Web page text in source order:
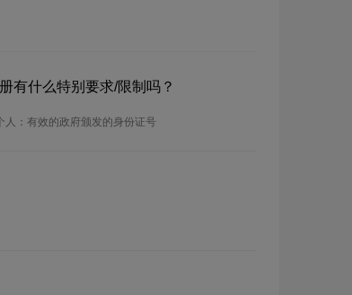
有什么特别要求/限制吗？
：有效的政府颁发的身份证号